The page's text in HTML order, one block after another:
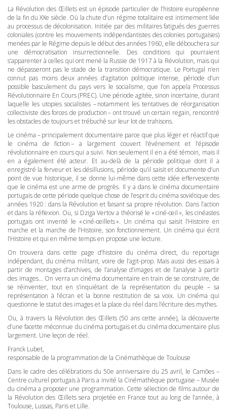
La Révolution des Œillets est un épisode particulier de l’histoire européenne
de la fin du XXe siècle. Où la chute d’un régime totalitaire est intimement liée
au processus de décolonisation. Initiée par des militaires fatigués des guerres
coloniales (contre les mouvements indépendantistes des colonies portugaises)
menées par le Régime depuis le début des années 1960, elle débouchera sur
une démocratisation insurrectionnelle. Des conditions qui pourraient
s’apparenter à celles qui ont mené la Russie de 1917 à la Révolution, mais qui
ne dépasseront pas le stade de la transition démocratique. Le Portugal n’en
connut pas moins deux années d’agitation politique intense, période d’un
possible basculement du pays vers le socialisme, que l’on appela Processus
Révolutionnaire En Cours (PREC). Une période agitée, sinon incertaine, durant
laquelle les utopies socialistes – notamment les tentatives de réorganisation
collectiviste des forces de production – ont trouvé un certain regain, rencontré
les obstacles de toujours et trébuché sur leur lot de trahisons.
Le cinéma – principalement documentaire parce que plus léger et réactif que
le cinéma de fiction – a largement couvert l’événement et l’épisode
révolutionnaire en cours qui a suivi. Non seulement il en a été témoin, mais il
en a également été acteur. Et au-delà de la période politique dont il a
enregistré la ferveur et les désillusions, période qu’il saisit et documente d’un
point de vue historique, il se donne lui-même dans cette idée effervescente
que le cinéma est une arme de progrès. Il y a dans le cinéma documentaire
portugais de cette période quelque chose de l’esprit du cinéma soviétique des
années 1920 : dans la Révolution et faisant sa propre révolution. Dans l’action
et dans la réflexion. Ou, si Dziga Vertov a théorisé le « ciné-œil », les cinéastes
portugais ont inventé le « ciné-œillets ». Un cinéma qui saisit l’Histoire en
marche et la marche de l’Histoire, son fonctionnement. Un cinéma qui écrit
l’Histoire et qui en même temps en propose une lecture.
On trouvera dans cette page d’histoire du cinéma direct, du reportage
indépendant, du cinéma militant, voire de l’agit-prop. Mais aussi des essais à
partir de montages d’archives, de l’analyse d’images et de l’analyse à partir
des images… On verra un cinéma documentaire en train de se construire, de
se réinventer, tout en s’inquiétant de la représentation du peuple – sa
représentation à l’écran et la bonne restitution de sa voix. Un cinéma qui
questionne le statut des images et la place du réel dans l’écriture des mythes.
Ou, à travers la Révolution des Œillets (50 ans cette année), la découverte
d’une facette méconnue du cinéma portugais et du cinéma documentaire plus
largement. Une leçon de réel.
Franck Lubet,
responsable de la programmation de la Cinémathèque de Toulouse
Dans le cadre des célébrations du 50e anniversaire du 25 avril, le Camões –
Centre culturel portugais à Paris a invité la Cinémathèque portugaise – Musée
du cinéma a proposer une programmation. Cette sélection de films autour de
la Révolution des Œillets sera projetée en France tout au long de l’année, à
Toulouse, Lussas, Paris et Lille.